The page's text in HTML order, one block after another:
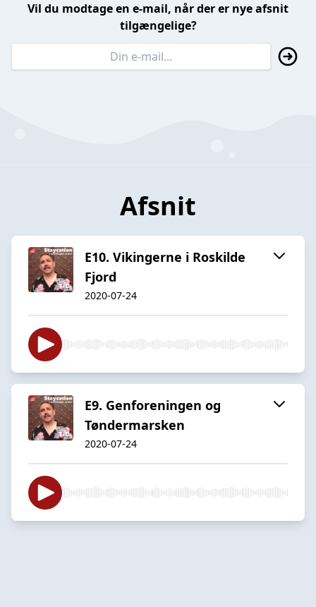
Vil du modtage en e-mail, når der er nye afsnit
tilgængelige?
Afsnit
E10. Vikingerne i Roskilde
Fjord
2020-07-24
E9. Genforeningen og
Tøndermarsken
2020-07-24